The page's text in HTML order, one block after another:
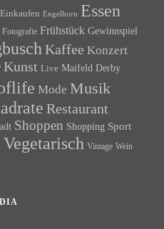
Einkaufen Engelhorn Essen
Fotografie Frühstück Gewinnspiel
Kaffee Konzert
Kunst Live Maifeld Derby
Mode Musik
Restaurant
Shoppen Shopping Sport
Vegetarisch Vintage Wein